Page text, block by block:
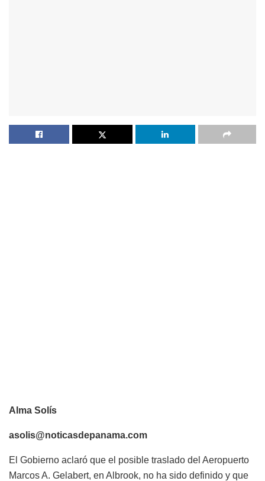
Alma Solís
asolis@noticasdepanama.com
El Gobierno aclaró que el posible traslado del Aeropuerto
Marcos A. Gelabert, en Albrook, no ha sido definido y que